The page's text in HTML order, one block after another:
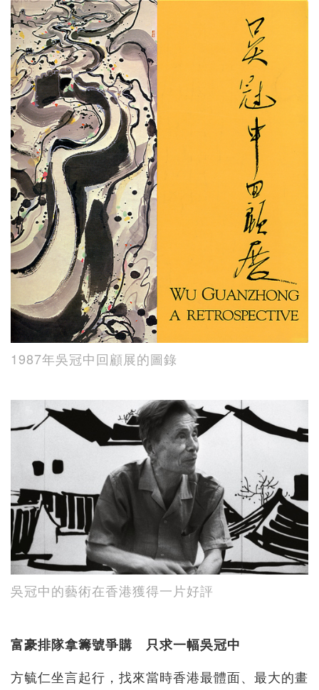
1987年吳冠中回顧展的圖錄
吳冠中的藝術在香港獲得一片好評
富豪排隊拿籌號爭購 只求一幅吳冠中
方毓仁坐言起行，找來當時香港最體面、最大的畫